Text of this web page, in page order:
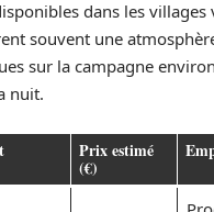
dans les villages
souvent une
sur la campagne
nuit.
Prix estimé
(€)